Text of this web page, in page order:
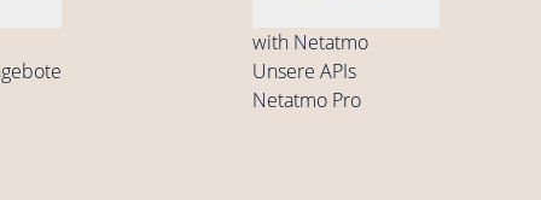
with Netatmo
Unsere APIs
Netatmo Pro